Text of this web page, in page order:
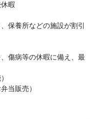
暇
保養所などの施設が割引
傷病等の休暇に備え、最
当販売）